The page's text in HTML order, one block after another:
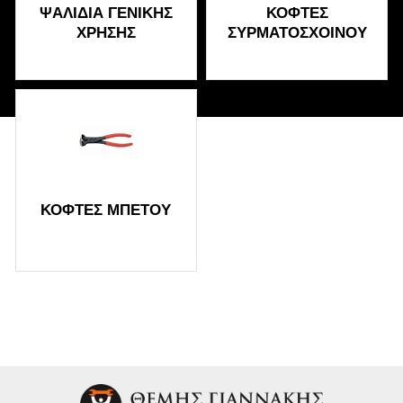
ΨΑΛΊΔΙΑ ΓΕΝΙΚΉΣ
ΧΡΉΣΗΣ
ΚΌΦΤΕΣ
ΣΥΡΜΑΤΟΣΧΟΊΝΟΥ
ΚΌΦΤΕΣ ΜΠΕΤΟΎ